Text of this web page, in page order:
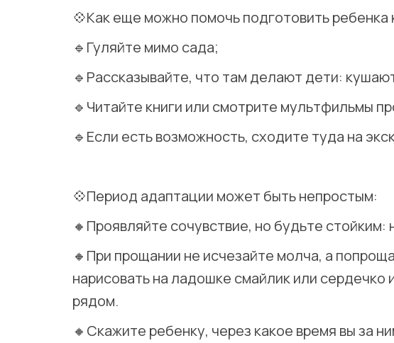
💠Как еще можно помочь подготовить ребенка
🔹Гуляйте мимо сада;
🔹Рассказывайте, что там делают дети:
🔹Читайте книги или смотрите мультфильмы
🔹Если есть возможность, сходите туда на
💠Период адаптации может быть непростым:
🔸Проявляйте сочувствие, но будьте
🔸При прощании не исчезайте молча, а
нарисовать на ладошке смайлик или сердечко
рядом.
🔸Скажите ребенку, через какое время вы за